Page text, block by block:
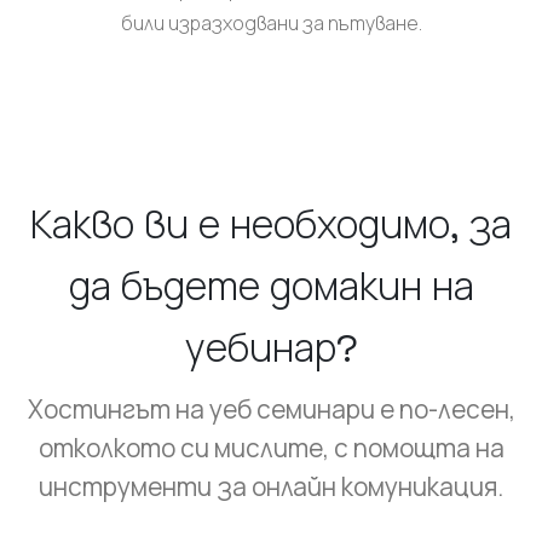
били изразходвани за пътуване.
Какво ви е необходимо, за
да бъдете домакин на
уебинар?
Хостингът на уеб семинари е по-лесен,
отколкото си мислите, с помощта на
инструменти за онлайн комуникация.